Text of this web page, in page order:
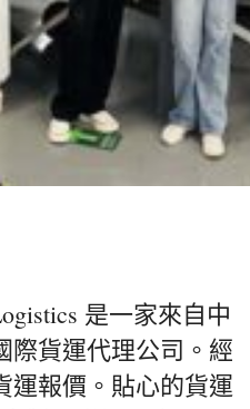
是一家來自中
際貨運代理公司。經
運報價。貼心的貨運